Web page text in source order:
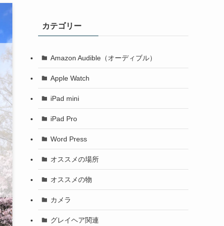
カテゴリー
Amazon Audible（オーディブル）
Apple Watch
iPad mini
iPad Pro
Word Press
オススメの場所
オススメの物
カメラ
グレイヘア関連